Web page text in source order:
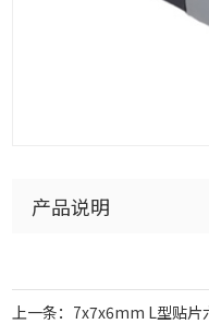
产品说明
上一条：7x7x6mm L型贴片